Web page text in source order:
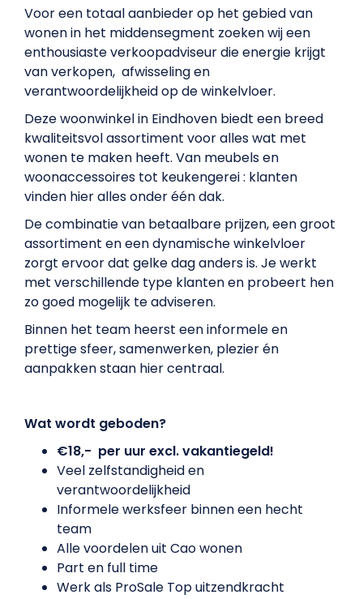
Voor een totaal aanbieder op het gebied van
wonen in het middensegment zoeken wij een
enthousiaste verkoopadviseur die energie krijgt
van verkopen, afwisseling en
verantwoordelijkheid op de winkelvloer.
Deze woonwinkel in Eindhoven biedt een breed
kwaliteitsvol assortiment voor alles wat met
wonen te maken heeft. Van meubels en
woonaccessoires tot keukengerei : klanten
vinden hier alles onder één dak.
De combinatie van betaalbare prijzen, een groot
assortiment en een dynamische winkelvloer
zorgt ervoor dat gelke dag anders is. Je werkt
met verschillende type klanten en probeert hen
zo goed mogelijk te adviseren.
Binnen het team heerst een informele en
prettige sfeer, samenwerken, plezier én
aanpakken staan hier centraal.
Wat wordt geboden?
€18,- per uur excl. vakantiegeld!
Veel zelfstandigheid en
verantwoordelijkheid
Informele werksfeer binnen een hecht
team
Alle voordelen uit Cao wonen
Part en full time
Werk als ProSale Top uitzendkracht